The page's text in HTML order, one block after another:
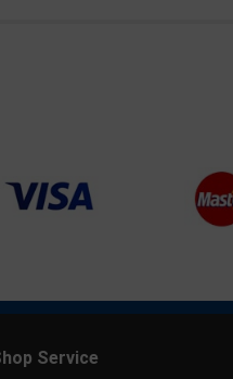
Service